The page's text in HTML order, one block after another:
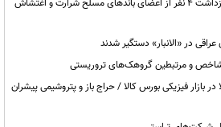
تروریستی رژیم صهیونیستی و بازداشت ۴ نفر از اعضای باندهای مسلح شرارت و اغتشاش
در «الانبار» دستگیر شدند
هزار تن کالا در بازار فیزیکی بورس کالا / حراج باز و پتروشیمی پیشران